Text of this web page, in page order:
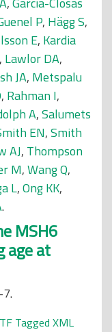
P, Hägg S,
E, Kardia
, Lawlor DA,
JA, Metspalu
, Rahman I,
A,Salumets
EN,Smith
AJ, Thompson
M,Wang Q,
L,Ong KK,
.
MSH6
age at
Tagged XML